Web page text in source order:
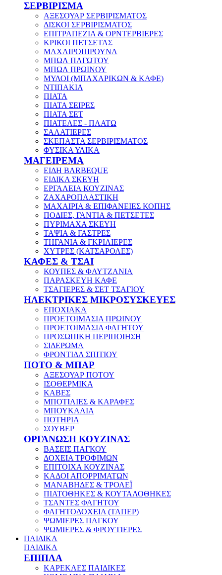
ΣΕΡΒΙΡΙΣΜΑ
ΑΞΕΣΟΥΑΡ ΣΕΡΒΙΡΙΣΜΑΤΟΣ
ΔΙΣΚΟΙ ΣΕΡΒΙΡΙΣΜΑΤΟΣ
ΕΠΙΤΡΑΠΕΖΙΑ & ΟΡΝΤΕΡΒΙΕΡΕΣ
ΚΡΙΚΟΙ ΠΕΤΣΕΤΑΣ
ΜΑΧΑΙΡΟΠΙΡΟΥΝΑ
ΜΠΩΛ ΠΑΓΩΤΟΥ
ΜΠΩΛ ΠΡΩΙΝΟΥ
ΜΥΛΟΙ (ΜΠΑΧΑΡΙΚΩΝ & ΚΑΦΕ)
ΝΤΙΠΑΚΙΑ
ΠΙΑΤΑ
ΠΙΑΤΑ ΣΕΙΡΕΣ
ΠΙΑΤΑ ΣΕΤ
ΠΙΑΤΕΛΕΣ - ΠΛΑΤΩ
ΣΑΛΑΤΙΕΡΕΣ
ΣΚΕΠΑΣΤΑ ΣΕΡΒΙΡΙΣΜΑΤΟΣ
ΦΥΣΙΚΑ ΥΛΙΚΑ
ΜΑΓΕΙΡΕΜΑ
ΕΙΔΗ BARBEQUE
ΕΙΔΙΚΑ ΣΚΕΥΗ
ΕΡΓΑΛΕΙΑ ΚΟΥΖΙΝΑΣ
ΖΑΧΑΡΟΠΛΑΣΤΙΚΗ
ΜΑΧΑΙΡΙΑ & ΕΠΙΦΑΝΕΙΕΣ ΚΟΠΗΣ
ΠΟΔΙΕΣ, ΓΑΝΤΙΑ & ΠΕΤΣΕΤΕΣ
ΠΥΡΙΜΑΧΑ ΣΚΕΥΗ
ΤΑΨΙΑ & ΓΑΣΤΡΕΣ
ΤΗΓΑΝΙΑ & ΓΚΡΙΛΙΕΡΕΣ
ΧΥΤΡΕΣ (ΚΑΤΣΑΡΟΛΕΣ)
ΚΑΦΕΣ & ΤΣΑΙ
ΚΟΥΠΕΣ & ΦΛΥΤΖΑΝΙΑ
ΠΑΡΑΣΚΕΥΗ ΚΑΦΕ
ΤΣΑΓΙΕΡΕΣ & ΣΕΤ ΤΣΑΓΙΟΥ
ΗΛΕΚΤΡΙΚΕΣ ΜΙΚΡΟΣΥΣΚΕΥΕΣ
ΕΠΟΧΙΑΚΑ
ΠΡΟΕΤΟΙΜΑΣΙΑ ΠΡΩΙΝΟΥ
ΠΡΟΕΤΟΙΜΑΣΙΑ ΦΑΓΗΤΟΥ
ΠΡΟΣΩΠΙΚΗ ΠΕΡΙΠΟΙΗΣΗ
ΣΙΔΕΡΩΜΑ
ΦΡΟΝΤΙΔΑ ΣΠΙΤΙΟΥ
ΠΟΤΟ & ΜΠΑΡ
ΑΞΕΣΟΥΑΡ ΠΟΤΟΥ
ΙΣΟΘΕΡΜΙΚΑ
ΚΑΒΕΣ
ΜΠΟΤΙΛΙΕΣ & ΚΑΡΑΦΕΣ
ΜΠΟΥΚΑΛΙΑ
ΠΟΤΗΡΙΑ
ΣΟΥΒΕΡ
ΟΡΓΑΝΩΣΗ ΚΟΥΖΙΝΑΣ
ΒΑΣΕΙΣ ΠΑΓΚΟΥ
ΔΟΧΕΙΑ ΤΡΟΦΙΜΩΝ
ΕΠΙΤΟΙΧΑ ΚΟΥΖΙΝΑΣ
ΚΑΔΟΙ ΑΠΟΡΡΙΜΑΤΩΝ
ΜΑΝΑΒΗΔΕΣ & ΤΡΟΛΕΪ
ΠΙΑΤΟΘΗΚΕΣ & ΚΟΥΤΑΛΟΘΗΚΕΣ
ΤΣΑΝΤΕΣ ΦΑΓΗΤΟΥ
ΦΑΓΗΤΟΔΟΧΕΙΑ (ΤΑΠΕΡ)
ΨΩΜΙΕΡΕΣ ΠΑΓΚΟΥ
ΨΩΜΙΕΡΕΣ & ΦΡΟΥΤΙΕΡΕΣ
ΠΑΙΔΙΚΑ
ΠΑΙΔΙΚΑ
ΕΠΙΠΛΑ
ΚΑΡΕΚΛΕΣ ΠΑΙΔΙΚΕΣ